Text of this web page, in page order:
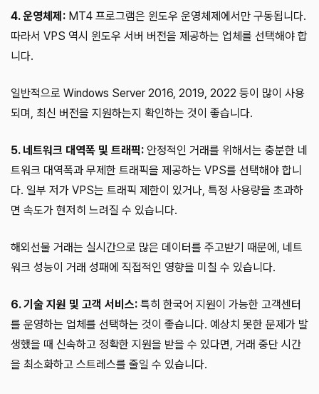
4. 운영체제: MT4 프로그램은 윈도우 운영체제에서만 구동됩니다.
따라서 VPS 역시 윈도우 서버 버전을 제공하는 업체를 선택해야 합
니다.
일반적으로 Windows Server 2016, 2019, 2022 등이 많이 사용
되며, 최신 버전을 지원하는지 확인하는 것이 좋습니다.
5. 네트워크 대역폭 및 트래픽: 안정적인 거래를 위해서는 충분한 네
트워크 대역폭과 무제한 트래픽을 제공하는 VPS를 선택해야 합니
다. 일부 저가 VPS는 트래픽 제한이 있거나, 특정 사용량을 초과하
면 속도가 현저히 느려질 수 있습니다.
해외선물 거래는 실시간으로 많은 데이터를 주고받기 때문에, 네트
워크 성능이 거래 성패에 직접적인 영향을 미칠 수 있습니다.
6. 기술 지원 및 고객 서비스: 특히 한국어 지원이 가능한 고객센터
를 운영하는 업체를 선택하는 것이 좋습니다. 예상치 못한 문제가 발
생했을 때 신속하고 정확한 지원을 받을 수 있다면, 거래 중단 시간
을 최소화하고 스트레스를 줄일 수 있습니다.